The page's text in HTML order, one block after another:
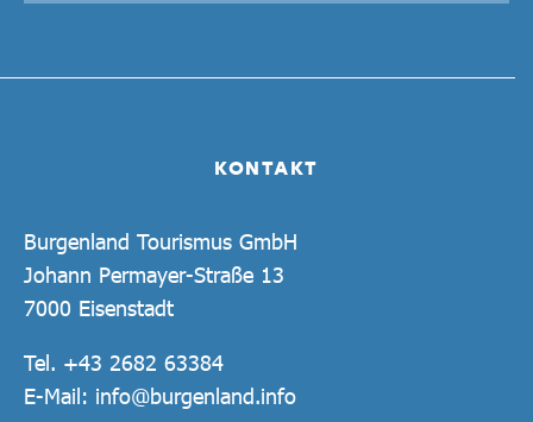
KONTAKT
Burgenland Tourismus GmbH
Johann Permayer-Straße 13
7000 Eisenstadt
Tel. +43 2682 63384
E-Mail: info@burgenland.info